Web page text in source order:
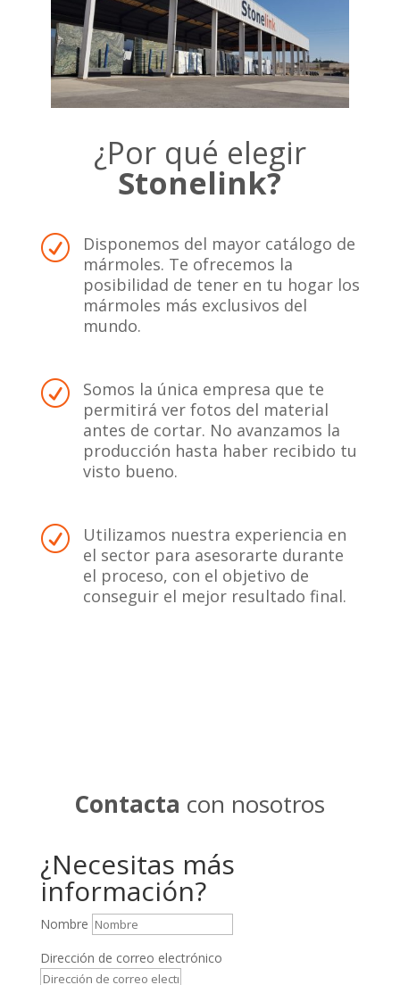
¿Por qué elegir
Stonelink?
R
Disponemos del mayor catálogo de
mármoles. Te ofrecemos la
posibilidad de tener en tu hogar los
mármoles más exclusivos del
mundo.
R
Somos la única empresa que te
permitirá ver fotos del material
antes de cortar. No avanzamos la
producción hasta haber recibido tu
visto bueno.
R
Utilizamos nuestra experiencia en
el sector para asesorarte durante
el proceso, con el objetivo de
conseguir el mejor resultado final.
Contacta con nosotros
¿Necesitas más
información?
Nombre
Dirección de correo electrónico